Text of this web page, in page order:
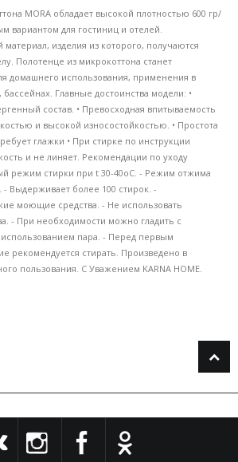
MORA обладает высокой плотностью 600 гр/
вариантом для гостиниц и отелей.
изделия из которого, получаются
Полотенце из микрокоттона станет
домашнего использования, применения в
Главные достоинства модели: •
состав. • Превосходная впитываемость
и высокой износостойкостью. • Простота
глажки • При стирке по инструкции
и не линяет. Рекомендации по уходу
режим стирки при t 30-40oC. - Режим отжима
- Выдерживает более 100 стирок. -
моющие средства. - Не использовать
- При необходимости можно гладить с
пара. - Перед первым
рекомендуется стирать. Произведено в
пользования. С Уважением KARNA HOME.